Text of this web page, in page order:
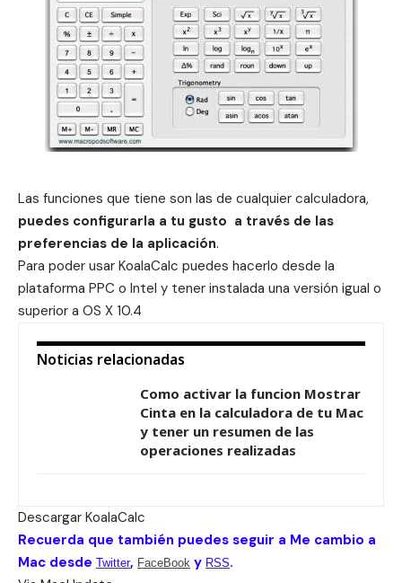
Las funciones que tiene son las de cualquier calculadora,
puedes configurarla a tu gusto a través de las
preferencias de la aplicación.
Para poder usar KoalaCalc puedes hacerlo desde la
plataforma PPC o Intel y tener instalada una versión igual o
superior a OS X 10.4
Noticias relacionadas
Como activar la funcion Mostrar
Cinta en la calculadora de tu Mac
y tener un resumen de las
operaciones realizadas
Descargar KoalaCalc
Recuerda que también puedes seguir a Me cambio a
Mac desde Twitter, FaceBook y RSS.